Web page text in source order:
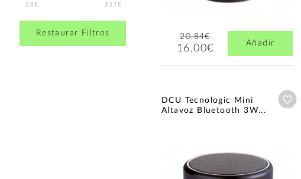
13€ 317€
Restaurar Filtros 20,84€
16,00€ Añadir
DCU Tecnologic Mini
Altavoz Bluetooth 3W...